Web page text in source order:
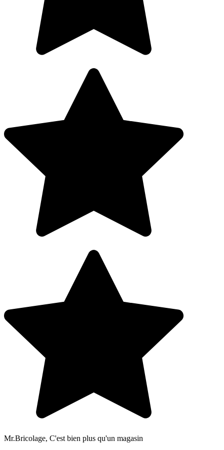
Mr.Bricolage, C'est bien plus qu'un magasin